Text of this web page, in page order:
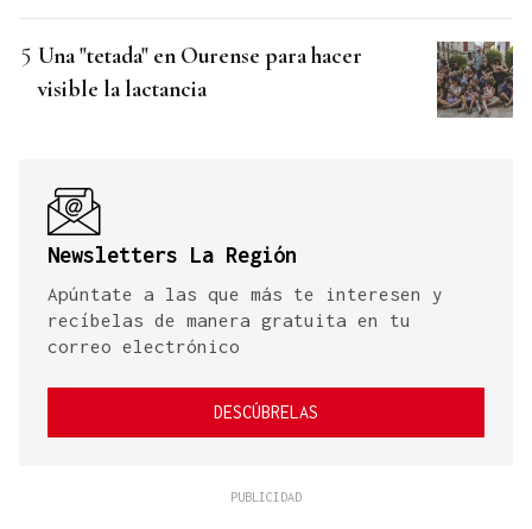
Una "tetada" en Ourense para hacer
visible la lactancia
Newsletters La Región
Apúntate a las que más te interesen y
recíbelas de manera gratuita en tu
correo electrónico
DESCÚBRELAS